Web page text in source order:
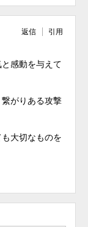
返信 引用
感動を与えて
がりある攻撃
大切なものを